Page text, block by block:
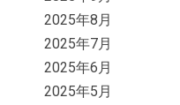
2025年8月
2025年7月
2025年6月
2025年5月